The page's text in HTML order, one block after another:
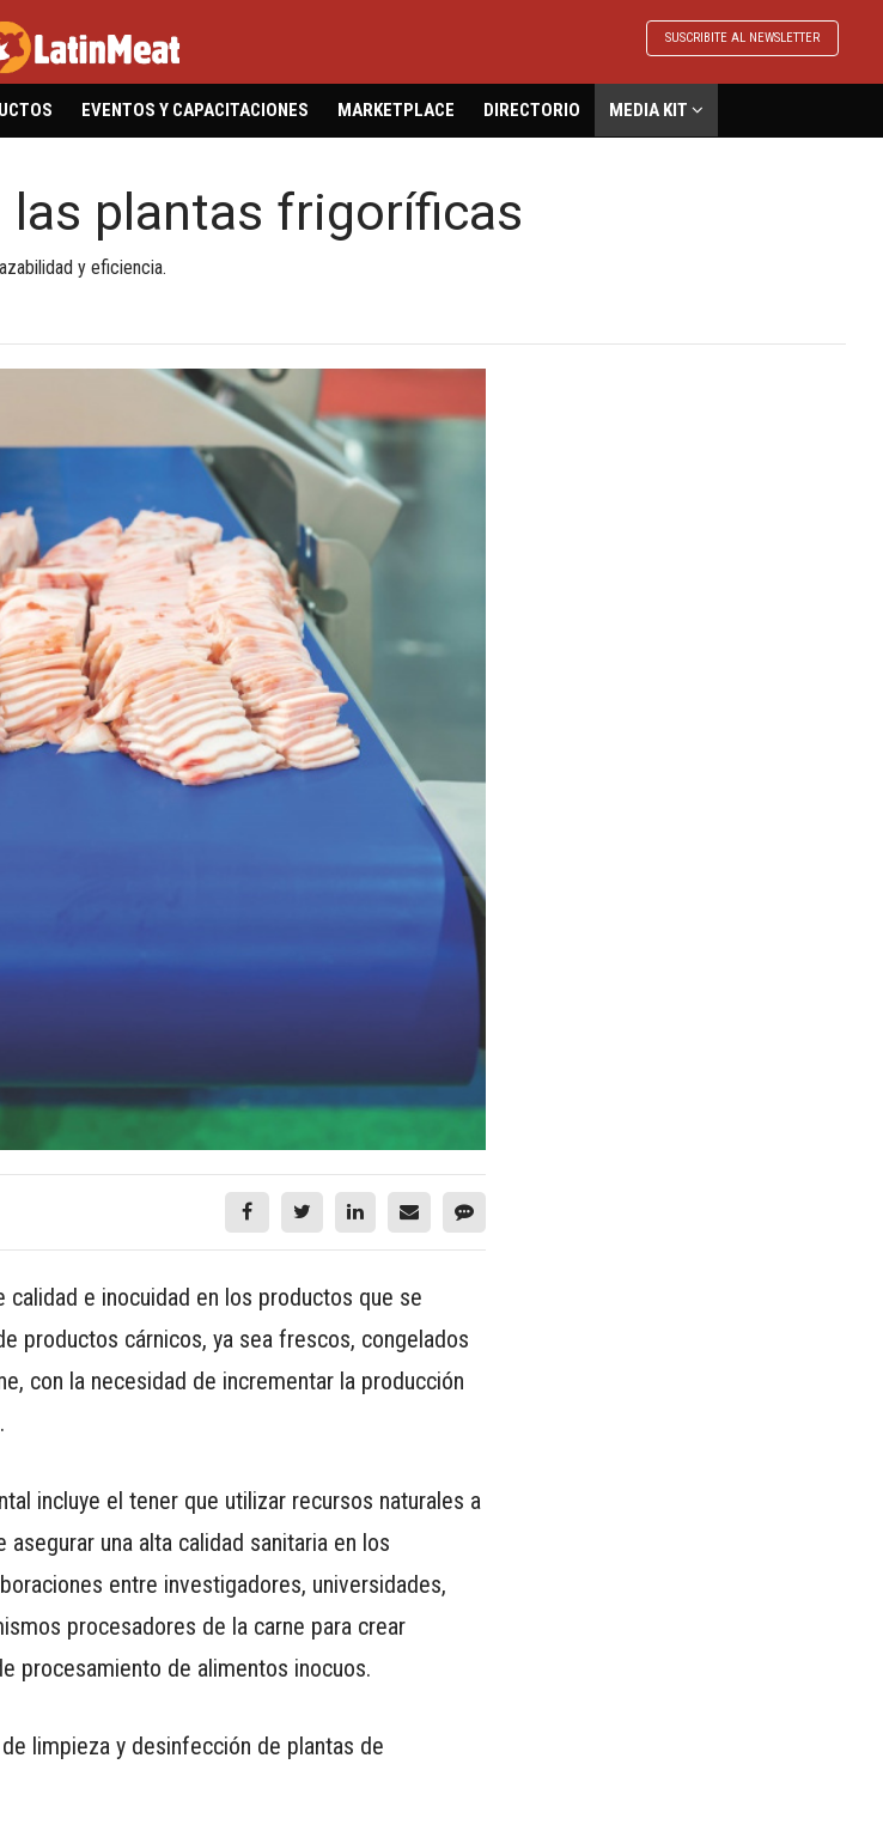
SUSCRIBITE AL NEWSLETTER
EVENTOS Y CAPACITACIONES MARKETPLACE DIRECTORIO MEDIA KIT
las plantas frigoríficas
y eficiencia.
e inocuidad en los productos que se
productos cárnicos, ya sea frescos, congelados
con la necesidad de incrementar la producción
incluye el tener que utilizar recursos naturales a
una alta calidad sanitaria en los
entre investigadores, universidades,
procesadores de la carne para crear
procesamiento de alimentos inocuos.
limpieza y desinfección de plantas de